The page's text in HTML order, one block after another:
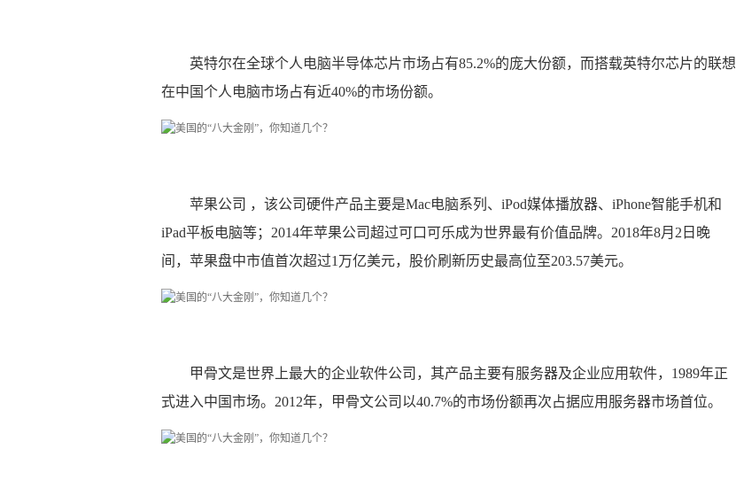
英特尔在全球个人电脑半导体芯片市场占有85.2%的庞大份额，而搭载英特尔芯片的联想
在中国个人电脑市场占有近40%的市场份额。
苹果公司 ，该公司硬件产品主要是Mac电脑系列、iPod媒体播放器、iPhone智能手机和
iPad平板电脑等；2014年苹果公司超过可口可乐成为世界最有价值品牌。2018年8月2日晚
间，苹果盘中市值首次超过1万亿美元，股价刷新历史最高位至203.57美元。
甲骨文是世界上最大的企业软件公司，其产品主要有服务器及企业应用软件，1989年正
式进入中国市场。2012年，甲骨文公司以40.7%的市场份额再次占据应用服务器市场首位。